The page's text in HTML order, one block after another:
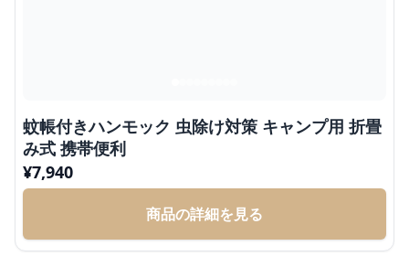
蚊帳付きハンモック 虫除け対策 キャンプ用 折畳
み式 携帯便利
¥7,940
商品の詳細を見る